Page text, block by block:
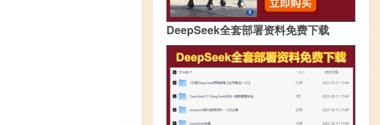
DeepSeek全套部署资料免费下载